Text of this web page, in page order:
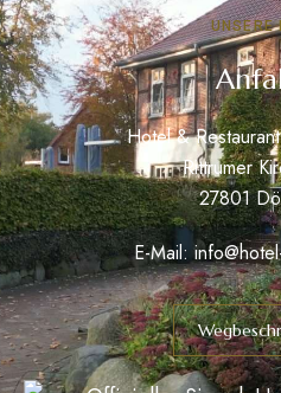
UNSERE
Hotel &
Rittrumer
27801
E-Mail: